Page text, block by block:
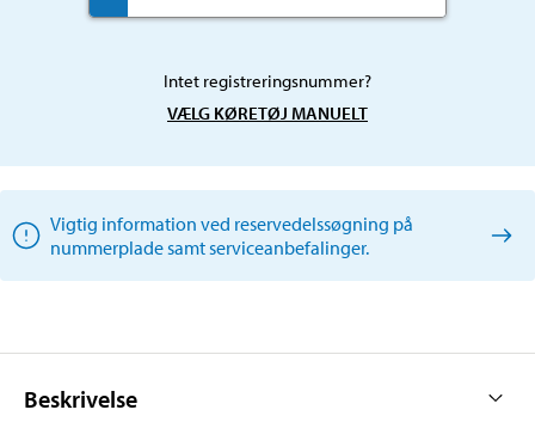
Intet registreringsnummer?
VÆLG KØRETØJ MANUELT
Vigtig information ved reservedelssøgning på
nummerplade samt serviceanbefalinger.
Beskrivelse